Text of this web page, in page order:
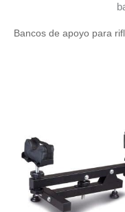
Bancos de apoyo para